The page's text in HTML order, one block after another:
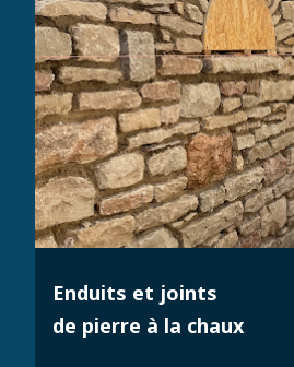
Enduits et joints
de pierre à la chaux